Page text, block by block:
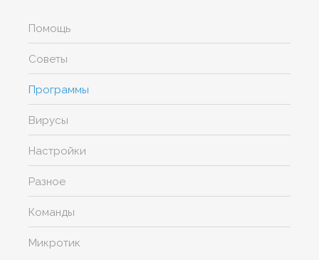
Помощь
Советы
Программы
Вирусы
Настройки
Разное
Команды
Микротик